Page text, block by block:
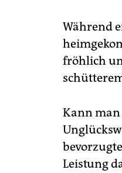
Während
fröhlich
Kann man
Leistung